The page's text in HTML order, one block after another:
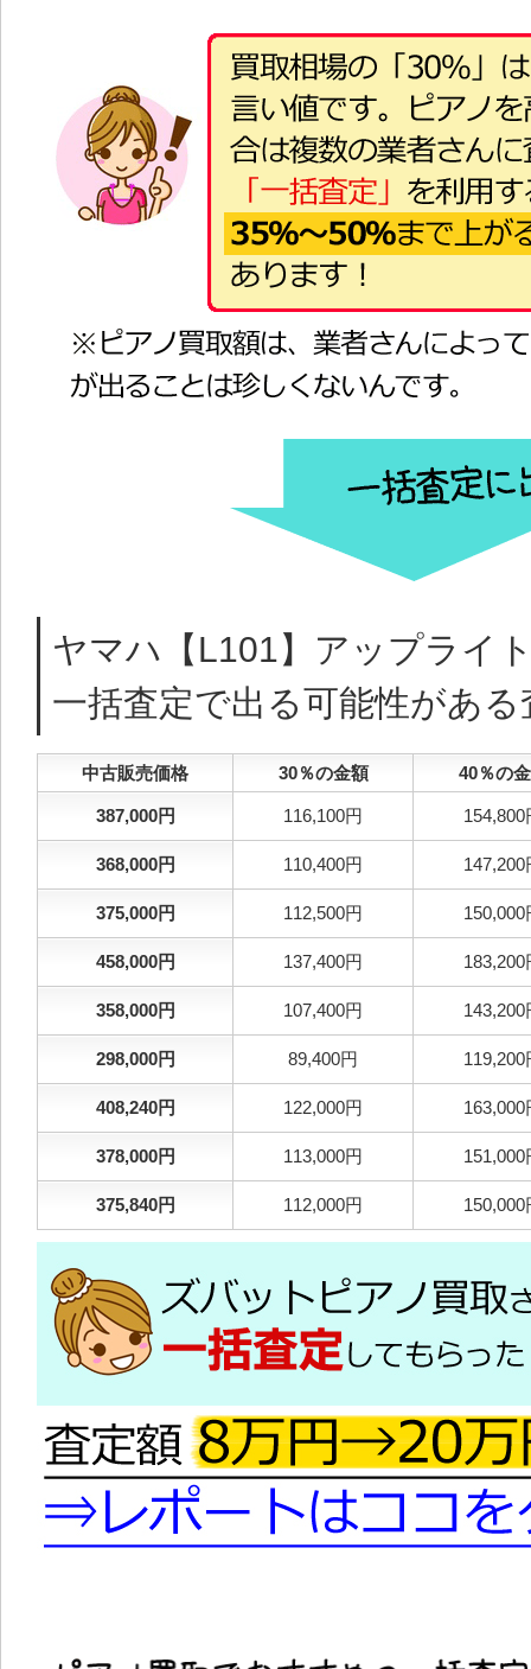
ヤマハ【L101】アップライ
一括査定で出る可能性がある
中古販売価格 30％の金額 40％の
387,000円 116,100円 154,800
368,000円 110,400円 147,200
375,000円 112,500円 150,000
458,000円 137,400円 183,200
358,000円 107,400円 143,200
298,000円 89,400円 119,200
408,240円 122,000円 163,000
378,000円 113,000円 151,000
375,840円 112,000円 150,000